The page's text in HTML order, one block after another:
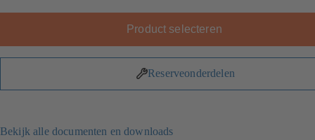
Product selecteren
Reserveonderdelen
Bekijk alle documenten en downloads